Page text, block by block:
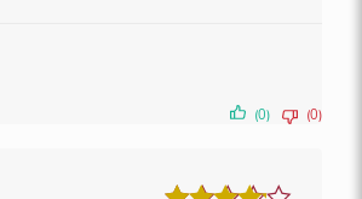
(0) (0)